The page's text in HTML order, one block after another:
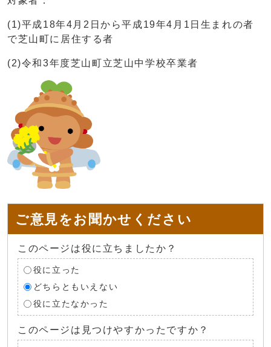
(1)平成18年4月2日から平成19年4月1日生まれの者
で芝山町に居住する者
(2)令和3年度芝山町立芝山中学校卒業者
ご意見をお聞かせください
このページは役に立ちましたか？
役に立った
どちらともいえない
役に立たなかった
このページは見つけやすかったですか？